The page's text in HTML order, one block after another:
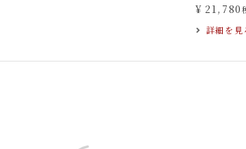
¥ 21,780
詳細を見